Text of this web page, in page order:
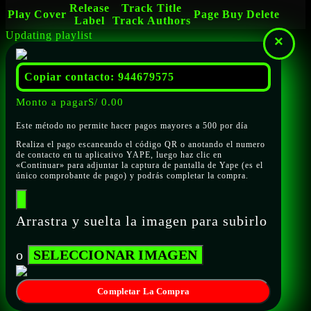
Play Cover
Release
Label
Track Title
Track Authors
Page Buy Delete
Updating playlist
×
Copiar contacto: 944679575
Monto a pagarS/ 0.00
Este método no permite hacer pagos mayores a 500 por día
Realiza el pago escaneando el código QR o anotando el numero
de contacto en tu aplicativo YAPE, luego haz clic en
«Continuar» para adjuntar la captura de pantalla de Yape (es el
único comprobante de pago) y podrás completar la compra.
Arrastra y suelta la imagen para subirlo
o SELECCIONAR IMAGEN